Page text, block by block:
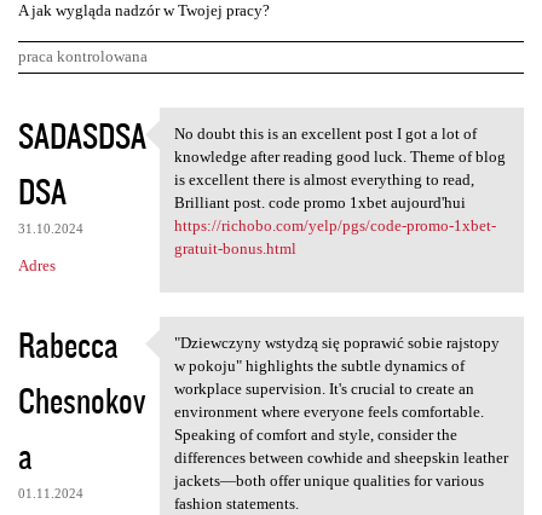
A jak wygląda nadzór w Twojej pracy?
praca kontrolowana
K
o
m
e
n
a
r
z
e
SADASDSA
DSA
31.10.2024
Adres
No doubt this is an excellent
No doubt this is an excellent post I got a lot of
knowledge after reading good luck. Theme of blog
is excellent there is almost everything to read,
Brilliant post. code promo 1xbet aujourd'hui
https://richobo.com/yelp/pgs/code-promo-1xbet-
gratuit-bonus.html
Rabecca
Chesnokov
a
01.11.2024
"Dziewczyny wstydzą się
"Dziewczyny wstydzą się poprawić sobie rajstopy
w pokoju" highlights the subtle dynamics of
workplace supervision. It's crucial to create an
environment where everyone feels comfortable.
Speaking of comfort and style, consider the
differences between cowhide and sheepskin leather
jackets—both offer unique qualities for various
fashion statements.